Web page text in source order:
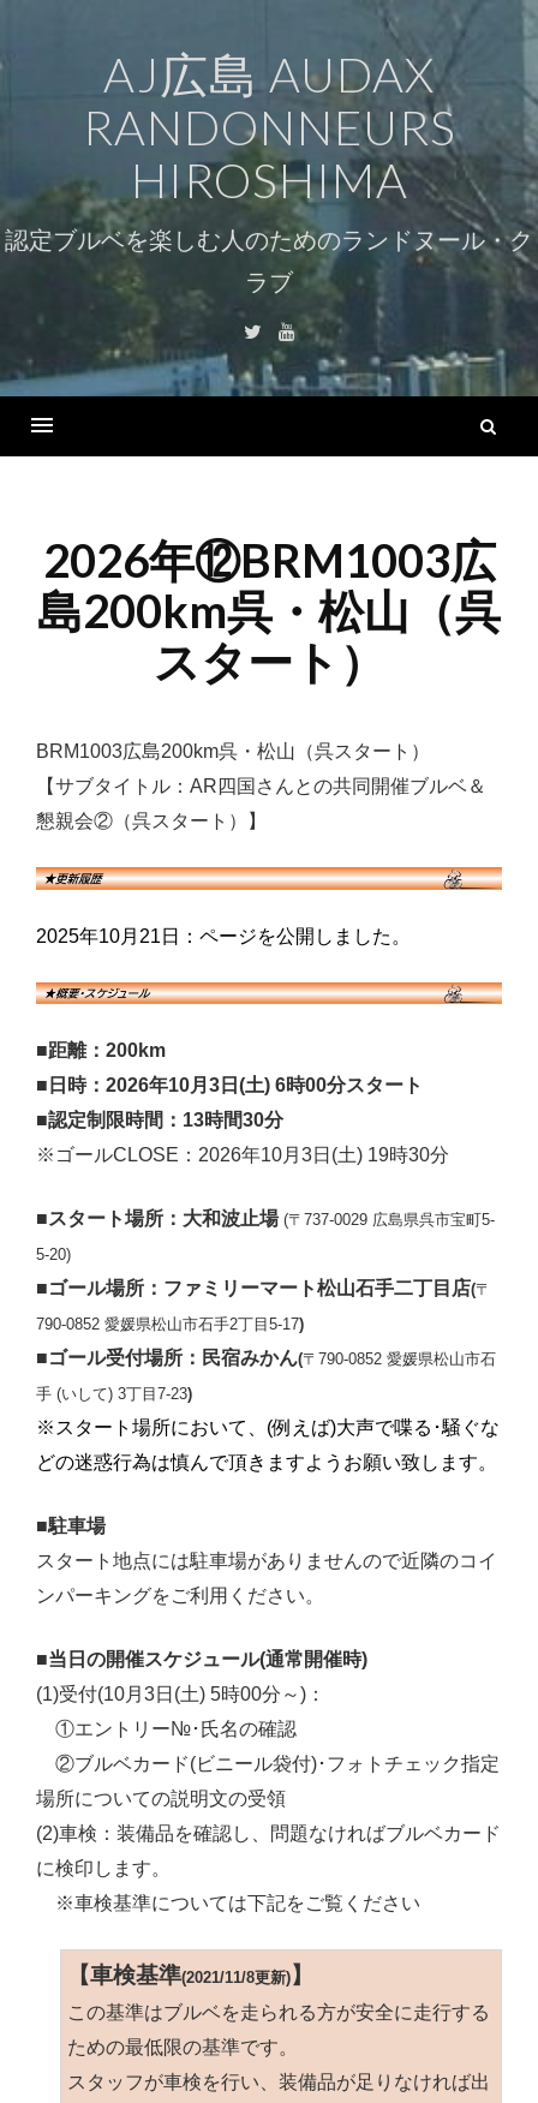
キ
AJ広島 AUDAX
RANDONNEURS
HIROSHIMA
認定ブルベを楽しむ人のためのランドヌール・ク
ラブ
TwitterYoutube
2026年⑫BRM1003広
島200km呉・松山（呉
スタート）
BRM1003広島200km呉・松山（呉スタート）
【サブタイトル：AR四国さんとの共同開催ブルベ＆
懇親会②（呉スタート）】
2025年10月21日：ページを公開しました。
■距離：200km
■日時：2026年10月3日(土) 6時00分スタート
■認定制限時間：13時間30分
※ゴールCLOSE：2026年10月3日(土) 19時30分
■スタート場所：大和波止場 (〒737-0029 広島県呉市宝町5-
5-20)
■ゴール場所：ファミリーマート松山石手二丁目店(〒
790-0852 愛媛県松山市石手2丁目5-17)
■ゴール受付場所：民宿みかん(〒790-0852 愛媛県松山市石
手 (いして) 3丁目7-23)
※スタート場所において、(例えば)大声で喋る･騒ぐな
どの迷惑行為は慎んで頂きますようお願い致します。
■駐車場
スタート地点には駐車場がありませんので近隣のコイ
ンパーキングをご利用ください。
■当日の開催スケジュール(通常開催時)
(1)受付(10月3日(土) 5時00分～)：
①エントリー№･氏名の確認
②ブルベカード(ビニール袋付)･フォトチェック指定
場所についての説明文の受領
(2)車検：装備品を確認し、問題なければブルベカード
に検印します。
※車検基準については下記をご覧ください
【車検基準(2021/11/8更新) 】
この基準はブルベを走られる方が安全に走行する
ための最低限の基準です。
スタッフが車検を行い、装備品が足りなければ出